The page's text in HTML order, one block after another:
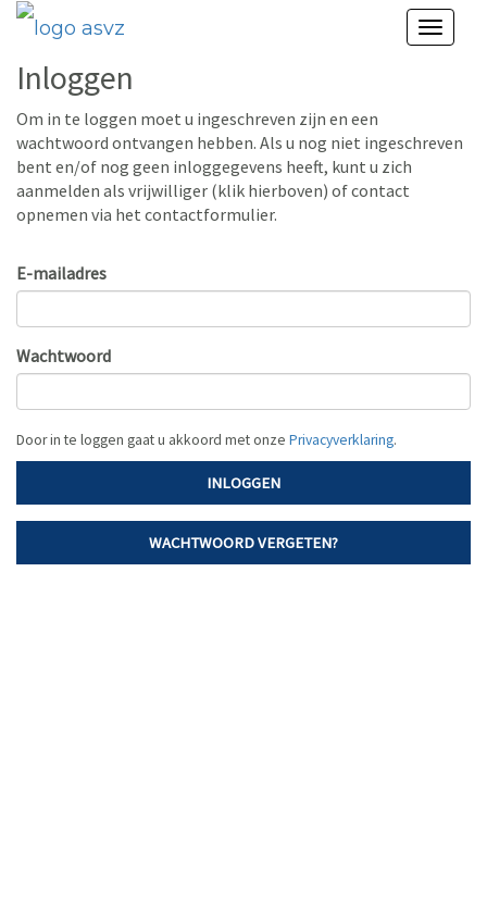
Inloggen
Om in te loggen moet u ingeschreven zijn en een
wachtwoord ontvangen hebben. Als u nog niet ingeschreven
bent en/of nog geen inloggegevens heeft, kunt u zich
aanmelden als vrijwilliger (klik hierboven) of contact
opnemen via het contactformulier.
E-mailadres
Wachtwoord
Door in te loggen gaat u akkoord met onze Privacyverklaring.
INLOGGEN
WACHTWOORD VERGETEN?